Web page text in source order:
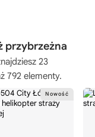
przybrzeżna
23
792 elementy.